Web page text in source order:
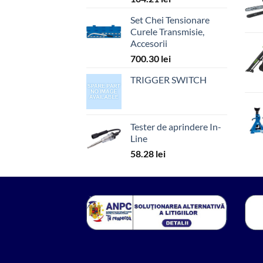
Set Chei Tensionare
Curele Transmisie,
Accesorii
700.30 lei
TRIGGER SWITCH
Tester de aprindere In-
Line
58.28 lei